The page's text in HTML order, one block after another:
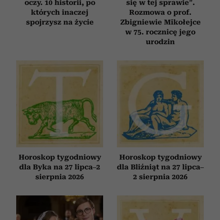
oczy. 10 historii, po
których inaczej
spojrzysz na życie
się w tej sprawie”.
Rozmowa o prof.
Zbigniewie Mikołejce
w 75. rocznicę jego
urodzin
Horoskop tygodniowy
dla Byka na 27 lipca–2
sierpnia 2026
Horoskop tygodniowy
dla Bliźniąt na 27 lipca–
2 sierpnia 2026